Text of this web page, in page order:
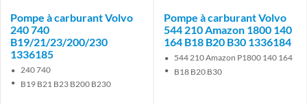
Pompe à carburant Volvo
240 740
B19/21/23/200/230
1336185
240 740
B19 B21 B23 B200 B230
Pompe à carburant Volvo
544 210 Amazon 1800 140
164 B18 B20 B30 1336184
544 210 Amazon P1800 140 164
B18 B20 B30